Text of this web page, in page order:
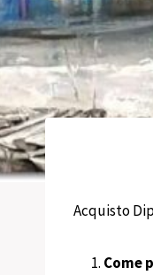
Acquisto
Come